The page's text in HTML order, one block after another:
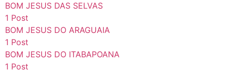
BOM JESUS DAS SELVAS
1 Post
BOM JESUS DO ARAGUAIA
1 Post
BOM JESUS DO ITABAPOANA
1 Post